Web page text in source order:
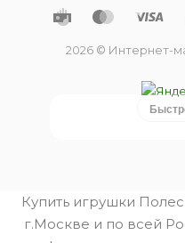
2026 © Интернет-
Купить игрушки
г.Москве и по всей